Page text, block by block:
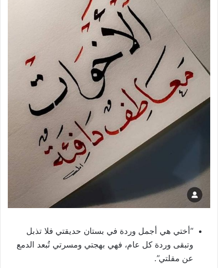
“أختي هي أجمل وردة في بستان حديقتي فلا تذبل
وتبقى وردة كل عام، فهي بهجتي ومسرتي تُبعد الدمع
عن مقلتي”.